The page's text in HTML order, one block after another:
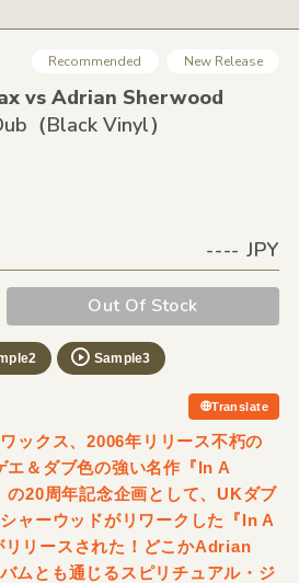
Recommended New Release
vs Adrian Sherwood
（Black Vinyl）
---- JPY
Out Of Stock
Sample3
Translate
ックス、2006年リリース不朽の
＆ダブ色の強い名作『In A
20周年記念企画として、UKダブ
ャーウッドがリワークした『In A
リースされた！どこかAdrian
ムとも通じるスピリチュアル・ジ